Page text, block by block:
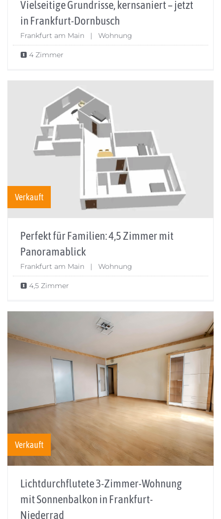
Vielseitige Grundrisse, kernsaniert – jetzt
in Frankfurt-Dornbusch
Frankfurt am Main | Wohnung
4 Zimmer
Verkauft
Perfekt für Familien: 4,5 Zimmer mit
Panoramablick
Frankfurt am Main | Wohnung
4,5 Zimmer
Verkauft
Lichtdurchflutete 3-Zimmer-Wohnung
mit Sonnenbalkon in Frankfurt-
Niederrad